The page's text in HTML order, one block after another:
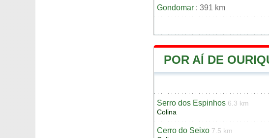
Gondomar : 391 km
POR AÍ DE
Serro dos Espinhos 6.3 km
Colina
Cerro do Seixo 7.5 km